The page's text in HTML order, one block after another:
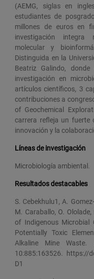
(AEMG, siglas en
estudiantes de
millones de euros en
investigación integra
molecular y
Distinguida en la
Beatriz Galindo,
investigación en
artículos científicos, 3
contribuciones a
of Geochemical
carrera refleja un fuerte
innovación y la
Líneas de investigación
Microbiología ambiental.
Resultados destacables
S. Cebekhulu1, A.
M. Caraballo, O.
of Indigenous Microbial
Potentially Toxic
Alkaline Mine
10:885:163526. https://
D1